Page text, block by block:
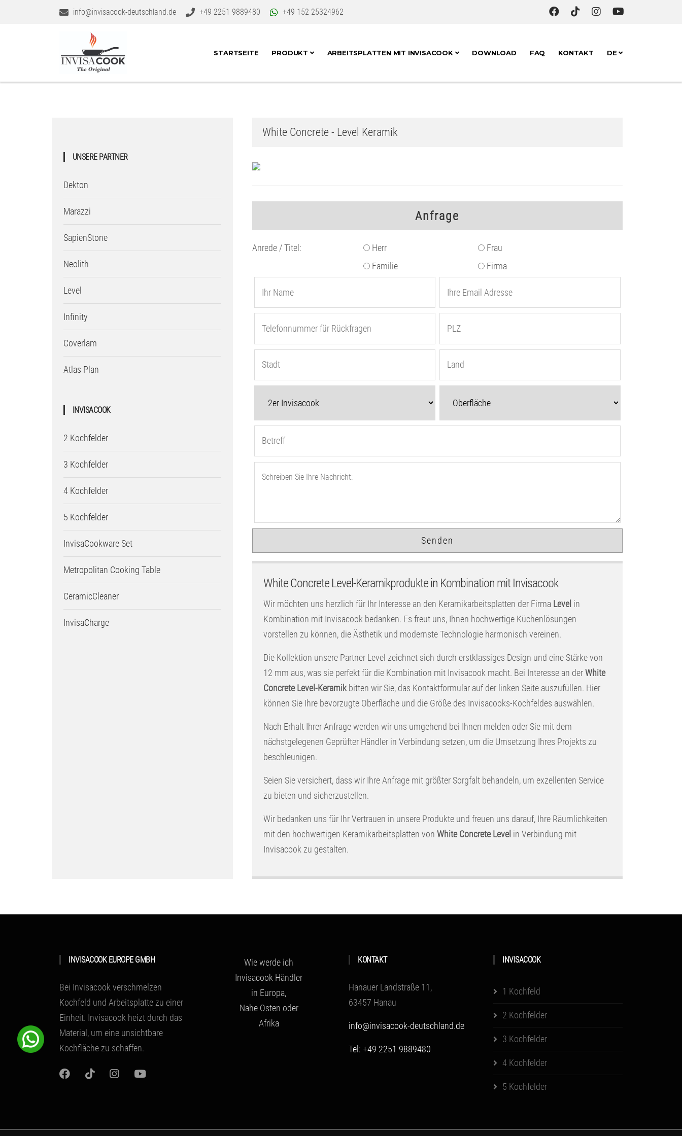
info@invisacook-deutschland.de +49 2251 9889480 +49 152 25324962
STARTSEITE PRODUKT ARBEITSPLATTEN MIT INVISACOOK DOWNLOAD FAQ KONTAKT DE
UNSERE PARTNER
Dekton
Marazzi
SapienStone
Neolith
Level
Infinity
Coverlam
Atlas Plan
INVISACOOK
2 Kochfelder
3 Kochfelder
4 Kochfelder
5 Kochfelder
InvisaCookware Set
Metropolitan Cooking Table
CeramicCleaner
InvisaCharge
White Concrete - Level Keramik
Anfrage
Anrede / Titel: Herr
Frau
Familie
Firma
White Concrete Level-Keramikprodukte in Kombination mit Invisacook
Wir möchten uns herzlich für Ihr Interesse an den Keramikarbeitsplatten der Firma Level in
Kombination mit Invisacook bedanken. Es freut uns, Ihnen hochwertige Küchenlösungen
vorstellen zu können, die Ästhetik und modernste Technologie harmonisch vereinen.
Die Kollektion unsere Partner Level zeichnet sich durch erstklassiges Design und eine Stärke von
12 mm aus, was sie perfekt für die Kombination mit Invisacook macht. Bei Interesse an derWhite
Concrete Level-Keramikbitten wir Sie, das Kontaktformular auf der linken Seite auszufüllen. Hier
können Sie Ihre bevorzugte Oberfläche und die Größe des Invisacooks-Kochfeldes auswählen.
Nach Erhalt Ihrer Anfrage werden wir uns umgehend bei Ihnen melden oder Sie mit dem
nächstgelegenen Geprüfter Händler in Verbindung setzen, um die Umsetzung Ihres Projekts zu
beschleunigen.
Seien Sie versichert, dass wir Ihre Anfrage mit größter Sorgfalt behandeln, um exzellenten Service
zu bieten und sicherzustellen.
Wir bedanken uns für Ihr Vertrauen in unsere Produkte und freuen uns darauf, Ihre Räumlichkeiten
mit den hochwertigen Keramikarbeitsplatten von White Concrete Level in Verbindung mit
Invisacook zu gestalten.
INVISACOOK EUROPE GMBH
Bei Invisacook verschmelzen
Kochfeld und Arbeitsplatte zu einer
Einheit. Invisacook heizt durch das
Material , um eine unsichtbare
Kochfläche zu schaffen.
Wie werde ich
Invisacook Händler
in Europa,
Nahe Osten oder
Afrika
KONTAKT
Hanauer Landstraße 11,
63457 Hanau
info@invisacook-deutschland.de
Tel: +49 2251 9889480
INVISACOOK
1 Kochfeld
2 Kochfelder
3 Kochfelder
4 Kochfelder
5 Kochfelder